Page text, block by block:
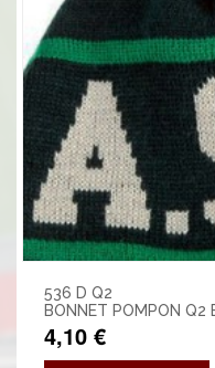
536 D Q2
BONNET POMPON Q2
4,10 €